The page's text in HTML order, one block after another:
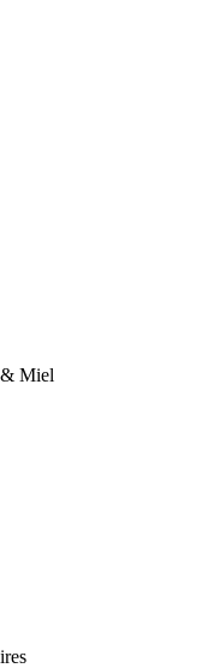
& Miel